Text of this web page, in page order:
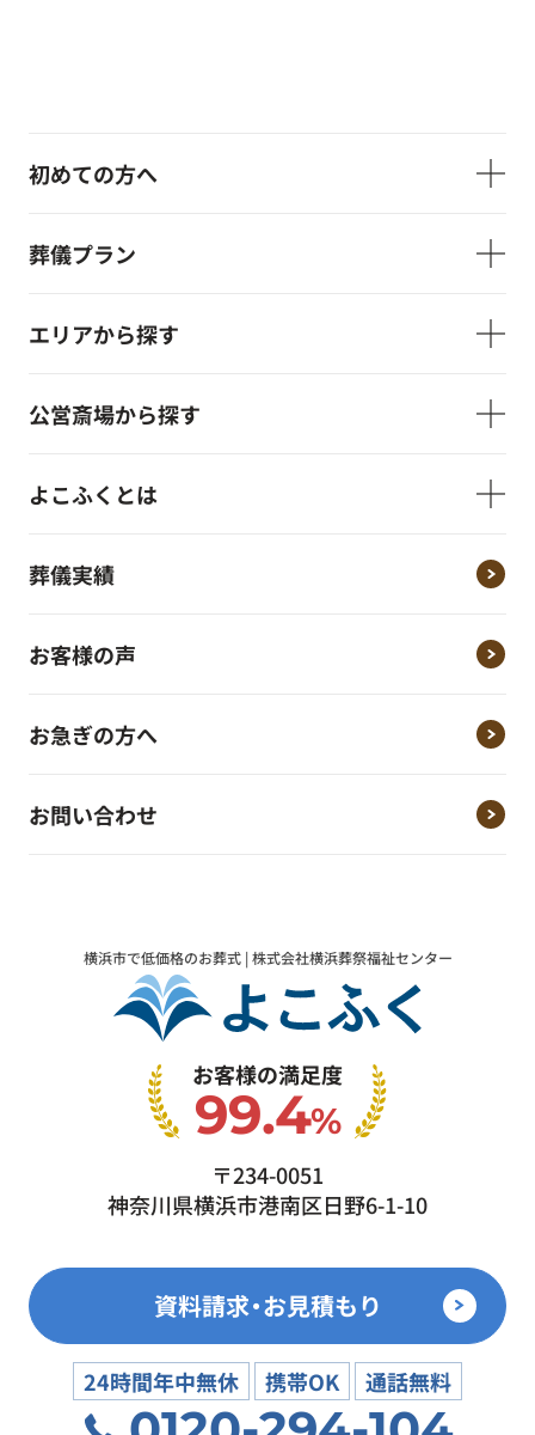
初めての方へ
葬儀プラン
エリアから探す
公営斎場から探す
よこふくとは
葬儀実績
お客様の声
お急ぎの方へ
お問い合わせ
横浜市で低価格のお葬式 | 株式会社横浜葬祭福祉センター
お客様の満足度
99.4%
〒234-0051
神奈川県横浜市港南区日野6-1-10
資料請求・お見積もり
24時間年中無休 携帯OK 通話無料